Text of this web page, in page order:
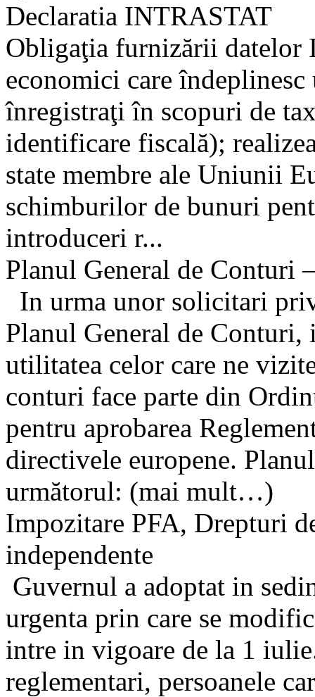
Declaratia INTRASTAT
Obligaţia furnizării datelor
economici care
înregistraţi în scopuri de
identificare fiscală);
state membre ale Uniunii
schimburilor de bunuri
introduceri r...
Planul General de Conturi
In urma unor solicitari
Planul General de
utilitatea celor care ne
conturi face parte din
pentru aprobarea
directivele europene.
următorul: (mai mult…)
Impozitare PFA, Drepturi
independente
Guvernul a adoptat in
urgenta prin care se
intre in vigoare de la 1
reglementari, persoanele